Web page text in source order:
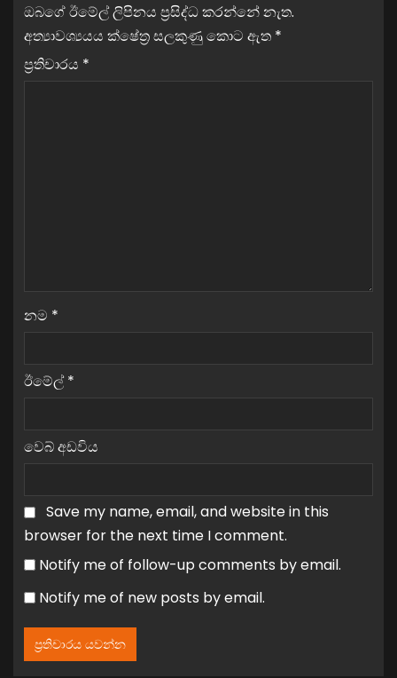
ඔබගේ ඊමේල් ලිපිනය ප්‍රසිද්ධ කරන්නේ නැත.
අත්‍යාවශ්‍යයය ක්ෂේත්‍ර සලකුණු කොට ඇත *
ප්‍රතිචාරය *
නම *
ඊමේල් *
වෙබ් අඩවිය
Save my name, email, and website in this
browser for the next time I comment.
Notify me of follow-up comments by email.
Notify me of new posts by email.